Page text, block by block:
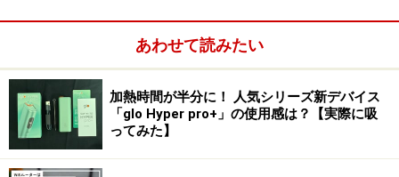
あわせて読みたい
加熱時間が半分に！ 人気シリーズ新デバイス
「glo Hyper pro+」の使用感は？【実際に吸
ってみた】